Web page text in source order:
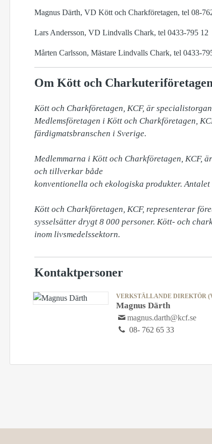
Magnus Därth, VD Kött och Charkföretagen, tel 08-
Lars Andersson, VD Lindvalls Chark, tel 0433-795 12
Mårten Carlsson, Mästare Lindvalls Chark, tel 0433-
Om Kött och Charkuteriföretagen
Kött och Charkföretagen, KCF, är
Medlemsföretagen i Kött och Charkföretagen,
färdigmatsbranschen i Sverige.
Medlemmarna i Kött och Charkföretagen, KCF,
och tillverkar både
konventionella och ekologiska produkter. Antalet
Kött och Charkföretagen, KCF, representerar
sysselsätter drygt 8 000 personer. Kött- och
inom livsmedelssektorn.
Kontaktpersoner
VERKSTÄLLANDE DIREKTÖR
Magnus Därth
magnus.darth@kcf.se
08- 762 65 33